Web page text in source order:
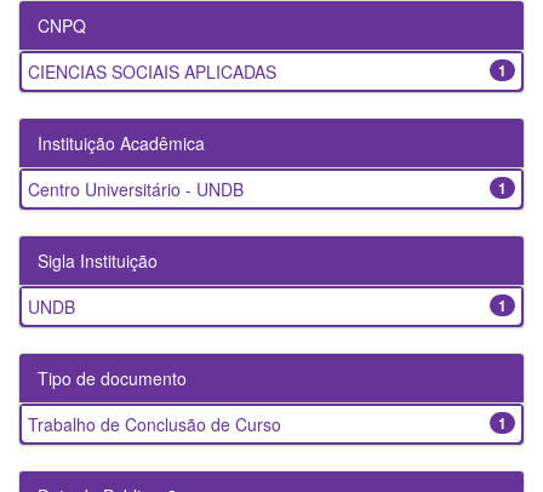
CNPQ
1
CIENCIAS SOCIAIS APLICADAS
Instituição Acadêmica
1
Centro Universitário - UNDB
Sigla Instituição
1
UNDB
Tipo de documento
1
Trabalho de Conclusão de Curso